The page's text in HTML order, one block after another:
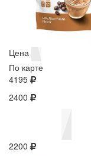
Цена
По карте
4195
2400
2200